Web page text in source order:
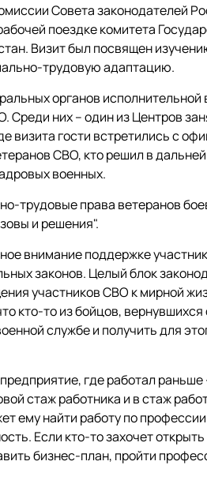
Совета законодателей
поездке комитета
Визит был посвящен
трудовую адаптацию.
органов
них – один из Центров
визита гости встретились с
СВО, кто решил в
военных.
трудовые права ветеранов
и решения".
внимание поддержке
законов. Целый блок
участников СВО к мирной
кто-то из бойцов,
службе и получить для
где работал раньше
стаж работника и в стаж
ему найти работу по
Если кто-то захочет
бизнес-план, пройти